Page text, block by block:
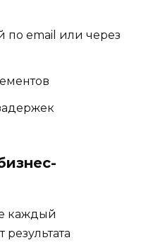
по email или через
каждый